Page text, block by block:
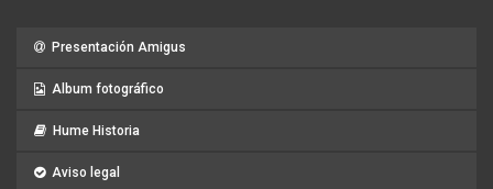
Presentación Amigus
Album fotográfico
Hume Historia
Aviso legal